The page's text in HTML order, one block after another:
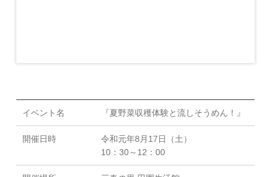
イベント名 『夏野菜収穫体験と流しそうめん！』
開催日時
令和元年8月17日（土）
10：30～12：00